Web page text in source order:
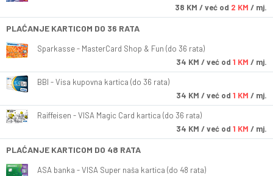
38 KM / već od 2 KM / mj.
PLAĆANJE KARTICOM DO 36 RATA
Sparkasse - MasterCard Shop & Fun (do 36 rata)
34 KM / već od 1 KM / mj.
BBI - Visa kupovna kartica (do 36 rata)
34 KM / već od 1 KM / mj.
Raiffeisen - VISA Magic Card kartica (do 36 rata)
34 KM / već od 1 KM / mj.
PLAĆANJE KARTICOM DO 48 RATA
ASA banka - VISA Super naša kartica (do 48 rata)